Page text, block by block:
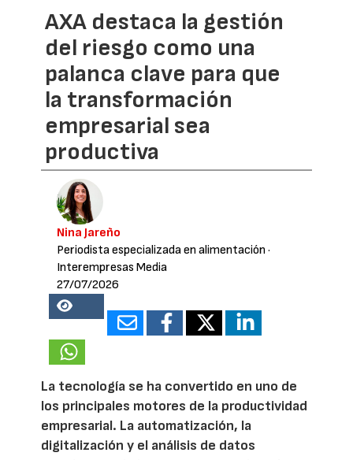
AXA destaca la gestión
del riesgo como una
palanca clave para que
la transformación
empresarial sea
productiva
Nina Jareño
Periodista especializada en alimentación ·
Interempresas Media
27/07/2026
18160
La tecnología se ha convertido en uno de
los principales motores de la productividad
empresarial. La automatización, la
digitalización y el análisis de datos